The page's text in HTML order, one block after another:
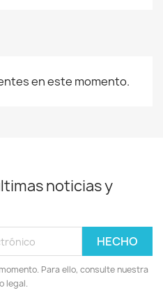
en este momento.
noticias y
Para ello, consulte nuestra
legal.